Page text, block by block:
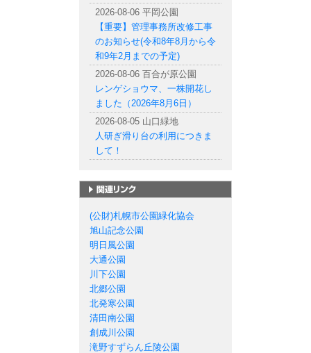
2026-08-06 平岡公園
【重要】管理事務所改修工事
のお知らせ(令和8年8月から令
和9年2月までの予定)
2026-08-06 百合が原公園
レンゲショウマ、一株開花し
ました（2026年8月6日）
2026-08-05 山口緑地
人研ぎ滑り台の利用につきま
して！
(公財)札幌市公園緑化協会
旭山記念公園
明日風公園
大通公園
川下公園
北郷公園
北発寒公園
清田南公園
創成川公園
滝野すずらん丘陵公園